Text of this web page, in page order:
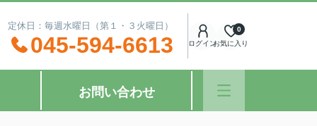
休日：毎週水曜日（第１・３火曜日）
045-594-6613 ログインお気に入り
0
お問い合わせ